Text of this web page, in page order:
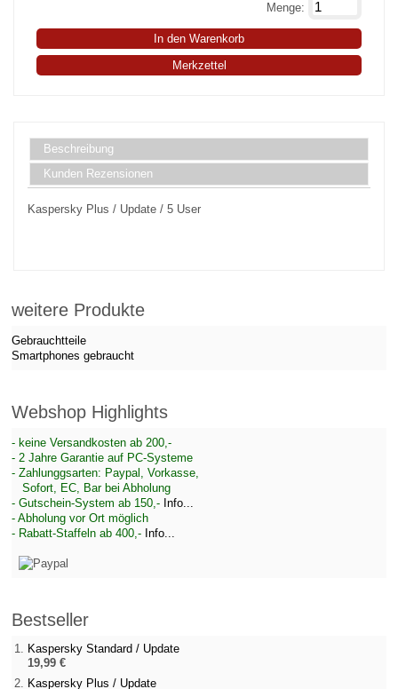
Menge:
In den Warenkorb
Merkzettel
Beschreibung
Kunden Rezensionen
Kaspersky Plus / Update / 5 User
weitere Produkte
Gebrauchtteile
Smartphones gebraucht
Webshop Highlights
- keine Versandkosten ab 200,-
- 2 Jahre Garantie auf PC-Systeme
- Zahlunggsarten: Paypal, Vorkasse,
Sofort, EC, Bar bei Abholung
- Gutschein-System ab 150,- Info...
- Abholung vor Ort möglich
- Rabatt-Staffeln ab 400,- Info...
Bestseller
Kaspersky Standard / Update
19,99 €
Kaspersky Plus / Update